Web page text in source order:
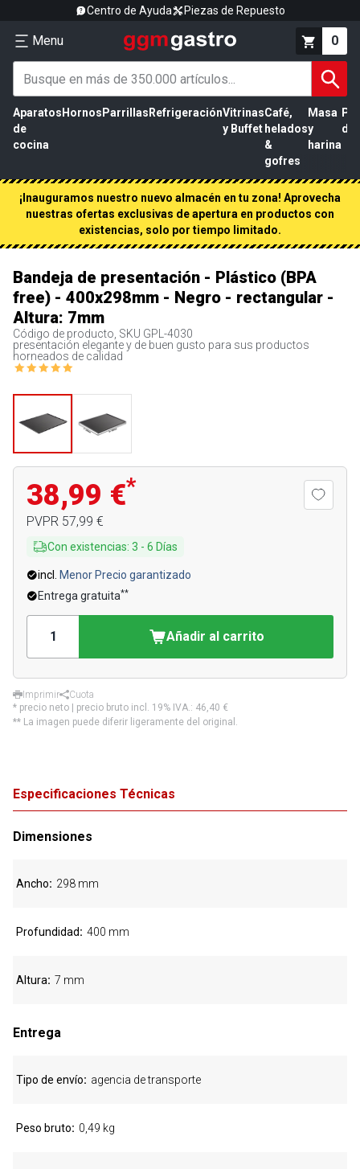
Centro de Ayuda Piezas de Repuesto
Menu 0
Aparatos
de
cocina
Hornos Parrillas RefrigeraciónVitrinas
y Buffet
Café,
helados
&
gofres
Masa
y
harina
de
¡Inauguramos nuestro nuevo almacén en tu zona! Aprovecha
nuestras ofertas exclusivas de apertura en productos con
existencias, solo por tiempo limitado.
Bandeja de presentación - Plástico (BPA
free) - 400x298mm - Negro - rectangular -
Altura: 7mm
Código de producto, SKU GPL-4030
presentación elegante y de buen gusto para sus productos
horneados de calidad
38,99 €*
PVPR 57,99 €
Con existencias: 3 - 6 Días
incl.
Menor Precio garantizado
Entrega gratuita**
Añadir al carrito
Imprimir
Cuota
* precio neto | precio bruto incl. 19% IVA.: 46,40 €
** La imagen puede diferir ligeramente del original.
Especificaciones Técnicas
Dimensiones
Ancho 298 mm
Profundidad 400 mm
Altura 7 mm
Entrega
Tipo de envío agencia de transporte
Peso bruto 0,49 kg